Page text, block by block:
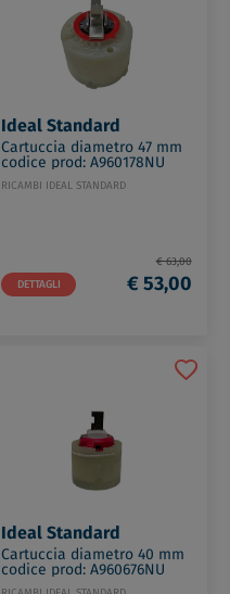
Ideal Standard
Cartuccia diametro 47 mm
codice prod: A960178NU
RICAMBI IDEAL STANDARD
DETTAGLI
€ 63,00
€ 53,00
Ideal Standard
Cartuccia diametro 40 mm
codice prod: A960676NU